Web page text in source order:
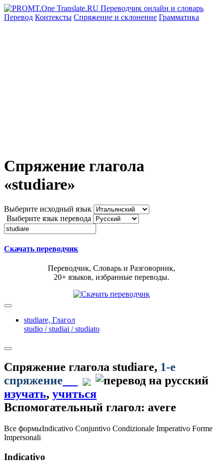
Перевод Контексты Спряжение и склонение Грамматика
Спряжение глагола
«studiare»
Выберите исходный язык
Выберите язык перевода
Скачать переводчик
Переводчик, Словарь и Разговорник,
20+ языков, избранные переводы.
studiare, Глагол
studio / studiai / studiato
Спряжение глагола studiare, 1-е
спряжение
изучать, учиться
Вспомогательный глагол: avere
Все формыIndicativo Conjuntivo Condizionale Imperativo Forme
Impersonali
Indicativo